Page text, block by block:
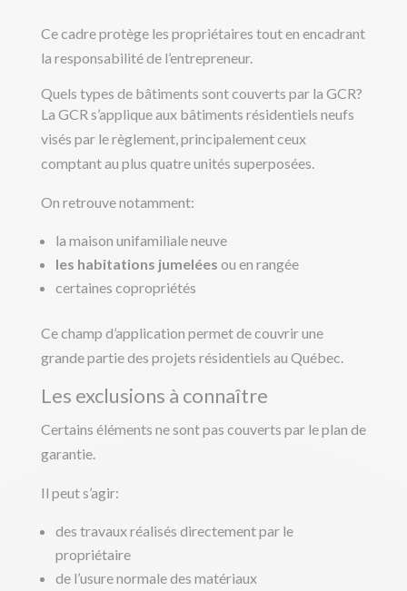
Ce cadre protège les propriétaires tout en encadrant
la responsabilité de l’entrepreneur.
Quels types de bâtiments sont couverts par la GCR?
La GCR s’applique aux bâtiments résidentiels neufs
visés par le règlement, principalement ceux
comptant au plus quatre unités superposées.
On retrouve notamment:
la maison unifamiliale neuve
les habitations jumelées ou en rangée
certaines copropriétés
Ce champ d’application permet de couvrir une
grande partie des projets résidentiels au Québec.
Les exclusions à connaître
Certains éléments ne sont pas couverts par le plan de
garantie.
Il peut s’agir:
des travaux réalisés directement par le
propriétaire
de l’usure normale des matériaux